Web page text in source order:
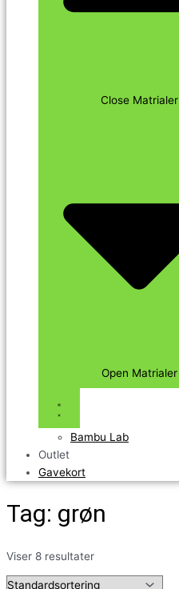
Close Matrialer
Open Matrialer
Bambu Lab
Outlet
Gavekort
Tag: grøn
Viser 8 resultater